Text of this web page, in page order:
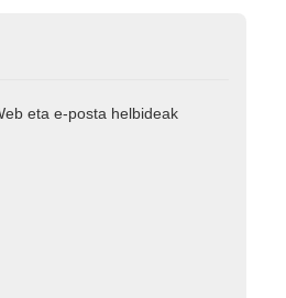
eta e-posta helbideak